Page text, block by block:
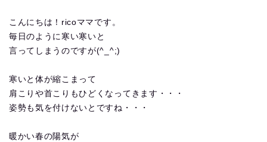
こんにちは！ricoママです。
毎日のように寒い寒いと
言ってしまうのですが(^_^;)
寒いと体が縮こまって
肩こりや首こりもひどくなってきます・・・
姿勢も気を付けないとですね・・・
暖かい春の陽気が